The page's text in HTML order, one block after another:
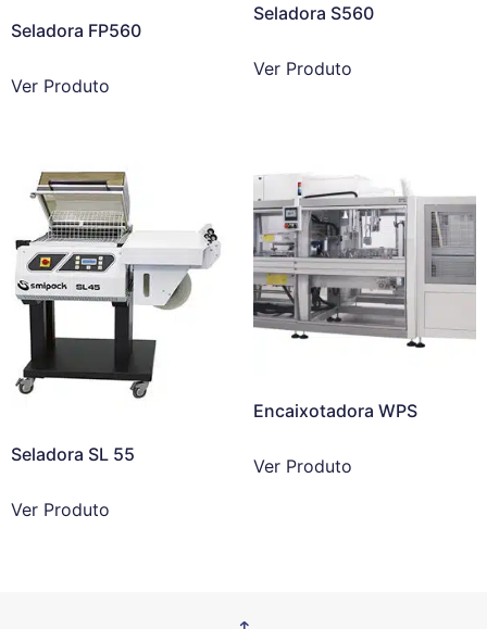
Seladora FP560
Ver Produto
Seladora S560
Ver Produto
Seladora SL 55
Ver Produto
Encaixotadora WPS
Ver Produto